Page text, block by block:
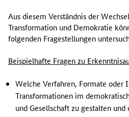
Aus diesem Verständnis der
Transformation und Demokratie
folgenden Fragestellungen
Beispielhafte Fragen zu
Welche Verfahren, Formate oder
Transformationen im
und Gesellschaft zu gestalten